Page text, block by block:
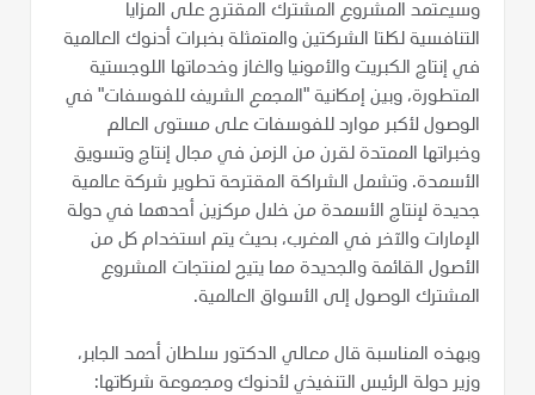
وسيعتمد المشروع المشترك المقترح على المزايا
التنافسية لكلتا الشركتين والمتمثلة بخبرات أدنوك العالمية
في إنتاج الكبريت والأمونيا والغاز وخدماتها اللوجستية
المتطورة، وبين إمكانية "المجمع الشريف للفوسفات" في
الوصول لأكبر موارد للفوسفات على مستوى العالم
وخبراتها الممتدة لقرن من الزمن في مجال إنتاج وتسويق
الأسمدة. وتشمل الشراكة المقترحة تطوير شركة عالمية
جديدة لإنتاج الأسمدة من خلال مركزين أحدهما في دولة
الإمارات والآخر في المغرب، بحيث يتم استخدام كل من
الأصول القائمة والجديدة مما يتيح لمنتجات المشروع
المشترك الوصول إلى الأسواق العالمية.
وبهذه المناسبة قال معالي الدكتور سلطان أحمد الجابر،
وزير دولة الرئيس التنفيذي لأدنوك ومجموعة شركاتها: